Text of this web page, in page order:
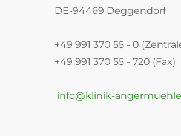
DE-94469 Deggendorf
+49 991 370 55 - 0
+49 991 370 55 - 720 (Fax)
info@klinik-